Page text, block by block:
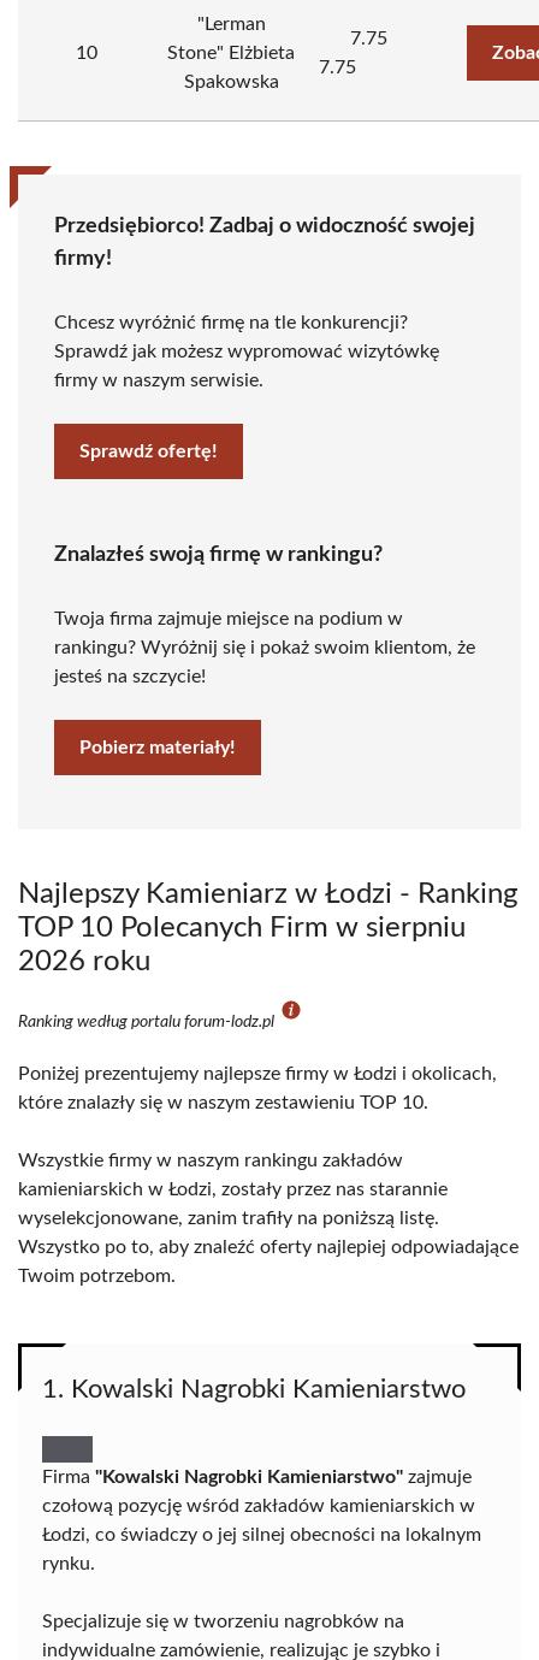
10
"Lerman
Stone" Elżbieta
Spakowska
7.75
7.75
Przedsiębiorco! Zadbaj o widoczność swojej
firmy!
Chcesz wyróżnić firmę na tle konkurencji?
Sprawdź jak możesz wypromować wizytówkę
firmy w naszym serwisie.
Sprawdź ofertę!
Znalazłeś swoją firmę w rankingu?
Twoja firma zajmuje miejsce na podium w
rankingu? Wyróżnij się i pokaż swoim klientom, że
jesteś na szczycie!
Pobierz materiały!
Najlepszy Kamieniarz w Łodzi - Ranking
TOP 10 Polecanych Firm w sierpniu
2026 roku
Ranking według portalu forum-lodz.pl
Poniżej prezentujemy najlepsze firmy w Łodzi i okolicach,
które znalazły się w naszym zestawieniu TOP 10.
Wszystkie firmy w naszym rankingu zakładów
kamieniarskich w Łodzi, zostały przez nas starannie
wyselekcjonowane, zanim trafiły na poniższą listę.
Wszystko po to, aby znaleźć oferty najlepiej odpowiadające
Twoim potrzebom.
1. Kowalski Nagrobki Kamieniarstwo
Firma "Kowalski Nagrobki Kamieniarstwo" zajmuje
czołową pozycję wśród zakładów kamieniarskich w
Łodzi, co świadczy o jej silnej obecności na lokalnym
rynku.
Specjalizuje się w tworzeniu nagrobków na
indywidualne zamówienie, realizując je szybko i